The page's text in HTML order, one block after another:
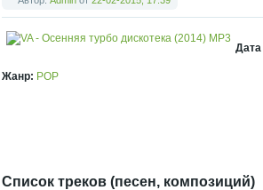
Жанр: POP
Список треков (песен, композиций)